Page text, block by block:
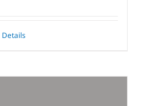
Details